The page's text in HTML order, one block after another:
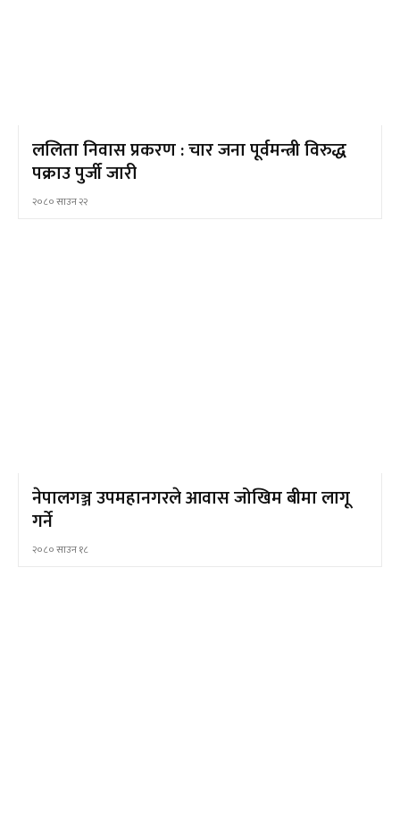
ललिता निवास प्रकरण : चार जना पूर्वमन्त्री विरुद्ध
पक्राउ पुर्जी जारी
२०८० साउन २२
नेपालगञ्ज उपमहानगरले आवास जोखिम बीमा लागू
गर्ने
२०८० साउन १८